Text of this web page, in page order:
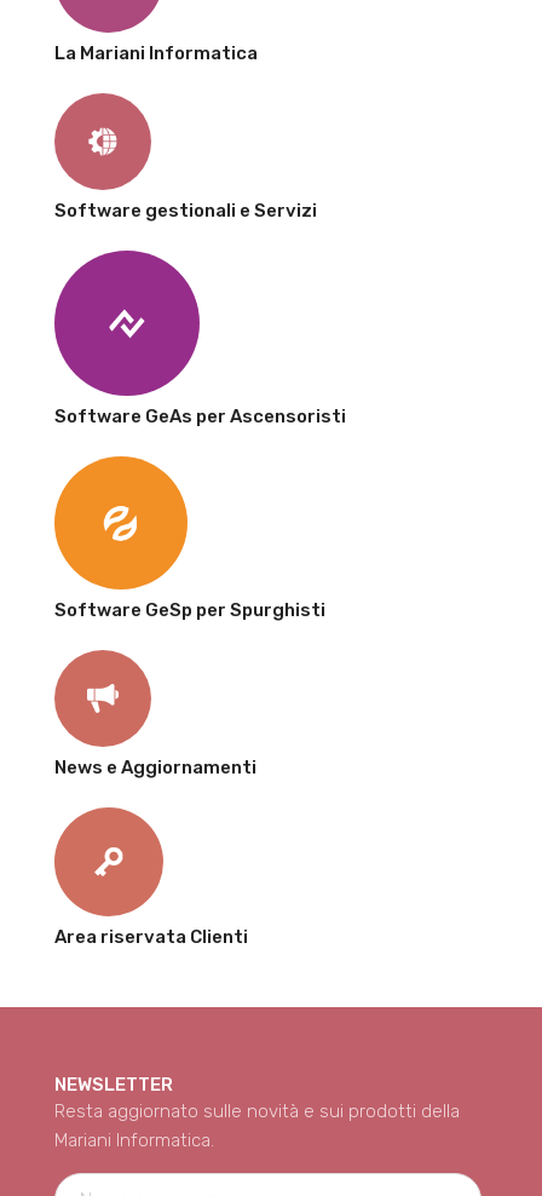
La Mariani Informatica
Software gestionali e Servizi
Software GeAs per Ascensoristi
Software GeSp per Spurghisti
News e Aggiornamenti
Area riservata Clienti
NEWSLETTER
Resta aggiornato sulle novità e sui prodotti della
Mariani Informatica.